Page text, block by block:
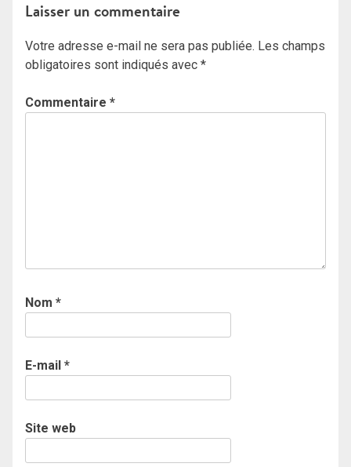
Laisser un commentaire
Votre adresse e-mail ne sera pas publiée. Les champs
obligatoires sont indiqués avec *
Commentaire *
Nom *
E-mail *
Site web